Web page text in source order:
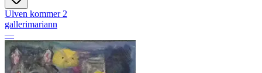
Ulven kommer 2
gallerimariann
—